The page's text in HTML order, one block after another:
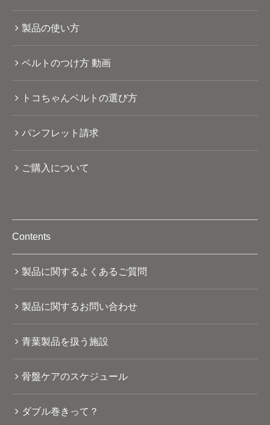
製品の使い方
ベルトのつけ方 動画
トコちゃんベルトの選び方
パンフレット請求
ご購入について
Contents
製品に関するよくあるご質問
製品に関するお問い合わせ
青葉製品を扱う施設
骨盤ケアのスケジュール
ダブル巻きって？